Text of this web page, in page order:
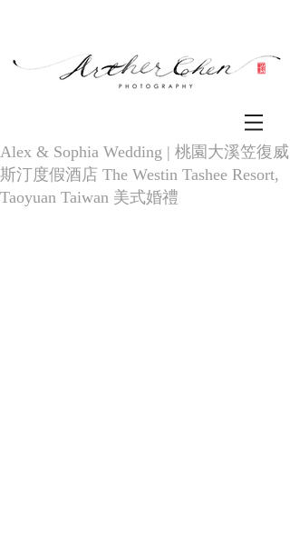
Alex & Sophia Wedding | 桃園大溪笠復威
斯汀度假酒店 The Westin Tashee Resort,
Taoyuan Taiwan 美式婚禮